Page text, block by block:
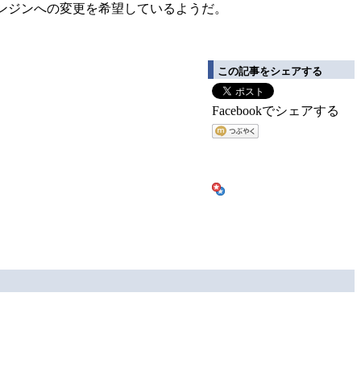
ンへの変更を希望しているようだ。
この記事をシェアする
Facebookでシェアする